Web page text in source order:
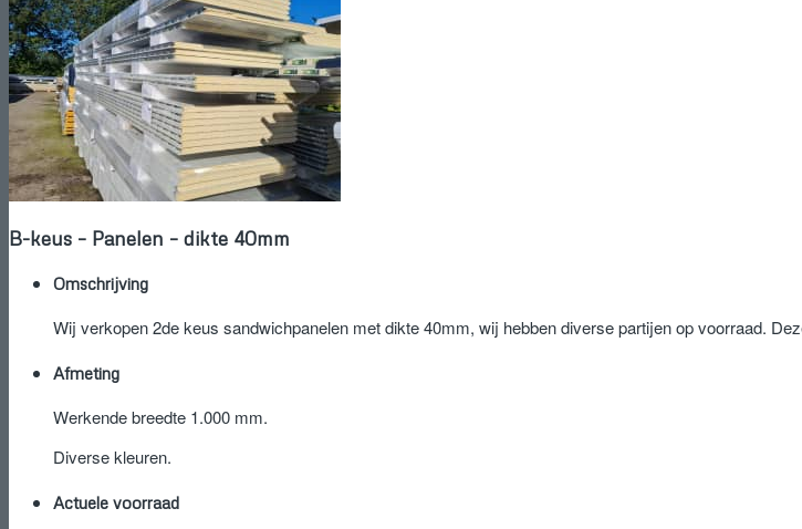
B-keus – Panelen – dikte 40mm
Omschrijving
Wij verkopen 2de keus sandwichpanelen met dikte 40mm, wij hebben diverse partijen op voorraad.
Afmeting
Werkende breedte 1.000 mm.
Diverse kleuren.
Actuele voorraad